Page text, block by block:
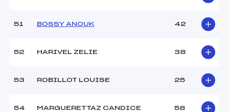
51 BOSSY ANOUK 42
52 HARIVEL ZELIE 38
53 ROBILLOT LOUISE 25
54 MARGUERETTAZ CANDICE 58